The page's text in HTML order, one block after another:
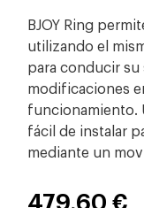
BJOY Ring
utilizando el
para conducir su
modificaciones
funcionamiento.
fácil de instalar
mediante un
479,60 €